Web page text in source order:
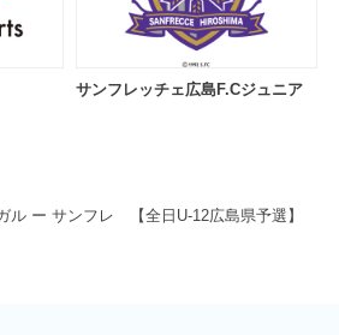
ル ー サンフレ 【全日U-12広島県予選】
サンフレッチェ広島F.Cジュニア